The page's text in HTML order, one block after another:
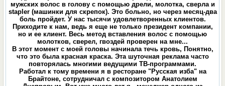
мужских волос в голову с помощью дрели, молотка, сверла и
stapler (машинки для скрепок). Это больно, но через месяц-два
боль пройдет. У нас тысячи удовлетворенных клиентов.
Приходите к нам, ведь я еще не только президент компании,
но и ее клиент. Весь метод вставления волос с помощью
молотков, сверел, гвоздей проверен на мне...
В этот момент с моей головы начинала течь кровь, Понятно,
что это была красная краска. Эта шуточная реклама часто
повторялась многими ведущими ТВ-программами.
Работал к тому времени я в ресторане "Русская изба" на
Брайтоне, сотрудничал с композитором Анатолием